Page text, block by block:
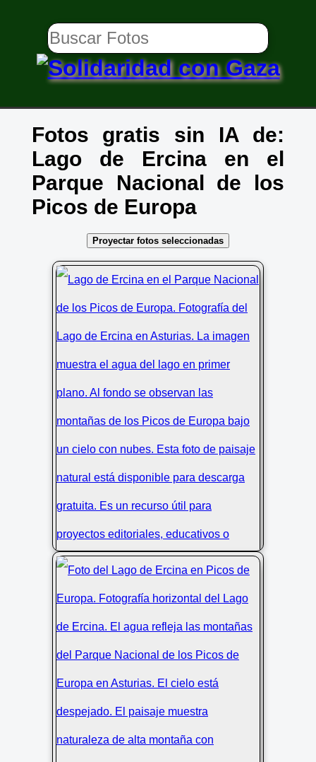
Fotos gratis sin IA de:
Lago de Ercina en el
Parque Nacional de los
Picos de Europa
Proyectar fotos seleccionadas
Lago de Ercina en el Parque Nacional
de los Picos de Europa